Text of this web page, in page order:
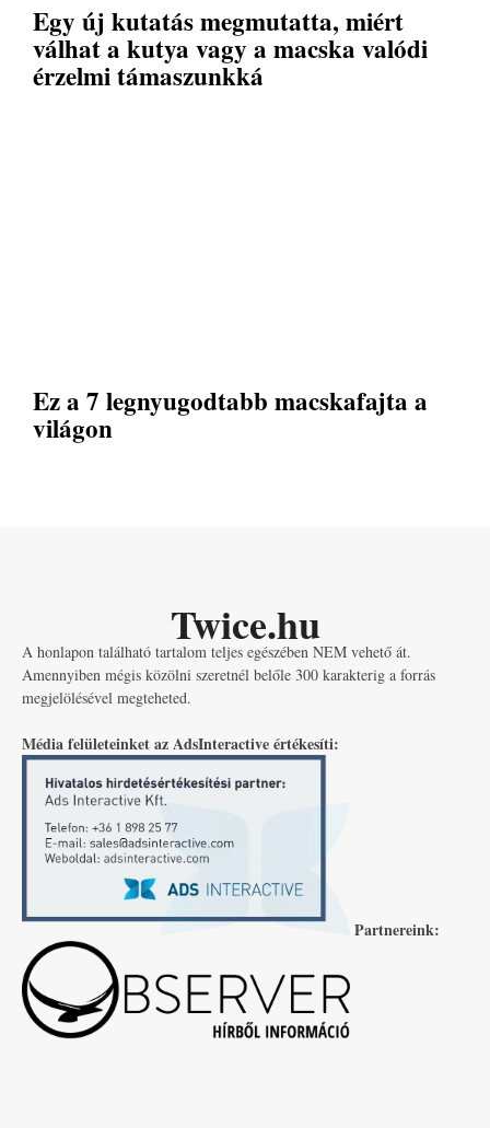
Egy új kutatás megmutatta, miért
válhat a kutya vagy a macska valódi
érzelmi támaszunkká
Ez a 7 legnyugodtabb macskafajta a
világon
Twice.hu
A honlapon található tartalom teljes egészében NEM vehető át.
Amennyiben mégis közölni szeretnél belőle 300 karakterig a forrás
megjelölésével megteheted.
Média felületeinket az AdsInteractive értékesíti:
Partnereink: